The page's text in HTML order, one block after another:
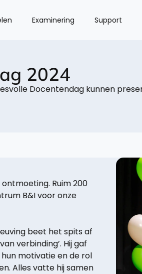
Examinering Support
2024
Docentendag kunnen
Ruim 200
B&I voor onze
beet het spits af
verbinding’. Hij gaf
motivatie en de rol
Alles vatte hij samen